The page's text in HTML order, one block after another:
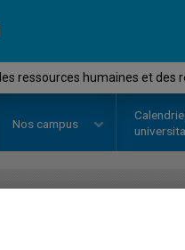
ressources humaines et des
Nos campus